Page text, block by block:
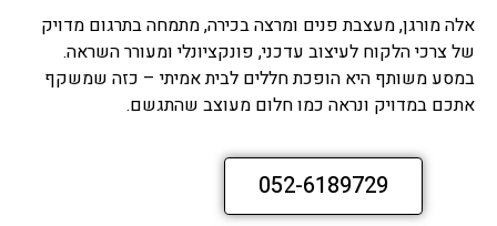
אלה מורגן, מעצבת פנים ומרצה בכירה, מתמחה בתרגום מדויק
של צרכי הלקוח לעיצוב עדכני, פונקציונלי ומעורר השראה.
במסע משותף היא הופכת חללים לבית אמיתי – כזה שמשקף
אתכם במדויק ונראה כמו חלום מעוצב שהתגשם.
052-6189729